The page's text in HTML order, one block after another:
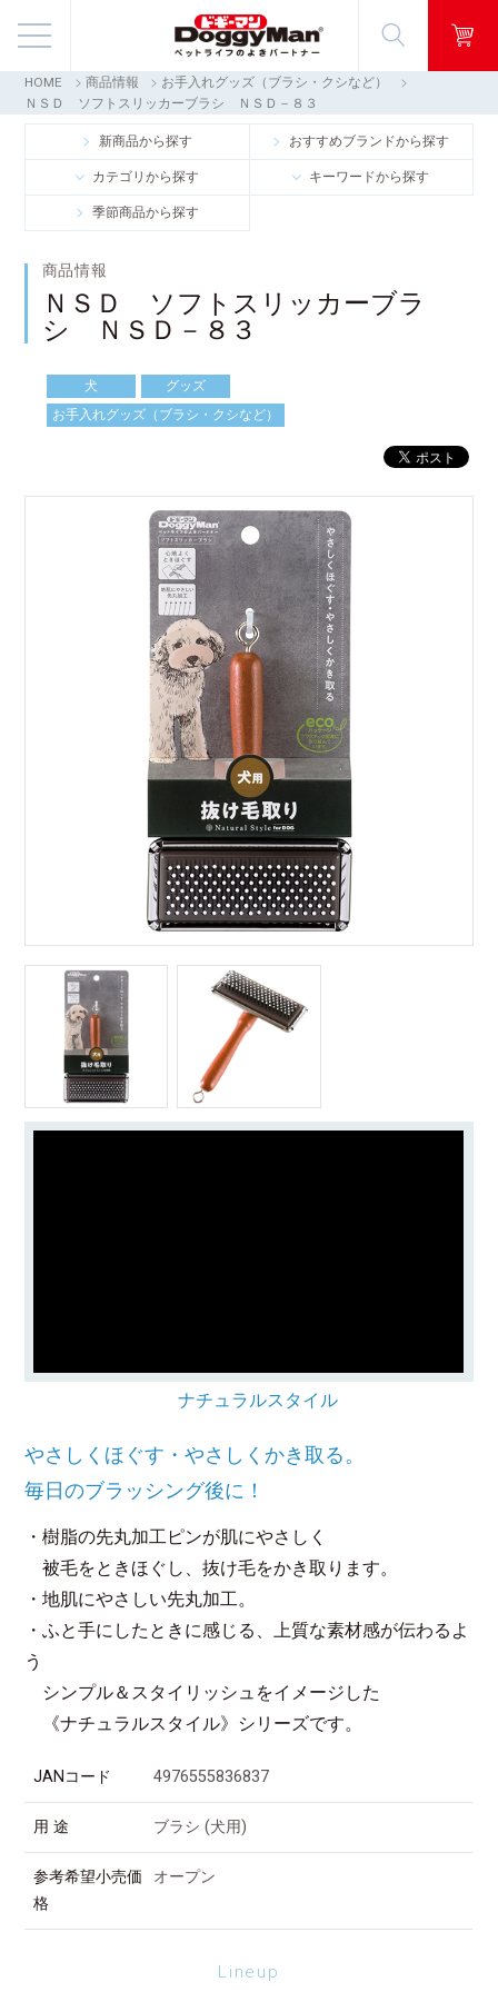
商品情報
映像ギャラリー
知る・楽しむ
お客様窓口・Q＆A
会社情報
採用情報
English
HOME 商品情報
お手入れグッズ（ブラシ・クシなど）
ＮＳＤ ソフトスリッカーブラシ ＮＳＤ－８３
新商品から探す おすすめブランドから探す
カテゴリから探す キーワードから探す
季節商品から探す
商品情報
ＮＳＤ ソフトスリッカーブラ
シ ＮＳＤ－８３
犬
グッズ
お手入れグッズ（ブラシ・クシなど）
ナチュラルスタイル
やさしくほぐす・やさしくかき取る。
毎日のブラッシング後に！
・樹脂の先丸加工ピンが肌にやさしく
被毛をときほぐし、抜け毛をかき取ります。
・地肌にやさしい先丸加工。
・ふと手にしたときに感じる、上質な素材感が伝わるよ
う
シンプル＆スタイリッシュをイメージした
《ナチュラルスタイル》シリーズです。
JANコード 4976555836837
用 途 ブラシ (犬用)
参考希望小売価
格
オープン
Lineup